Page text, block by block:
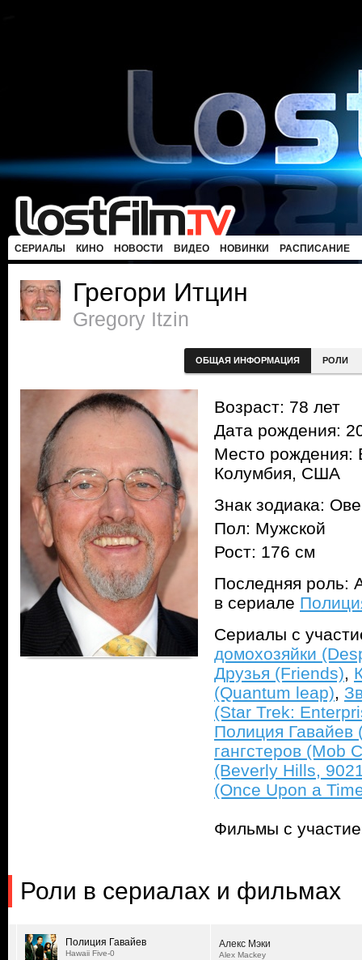
СЕРИАЛЫ КИНО НОВОСТИ ВИДЕО НОВИНКИ РАСПИСАНИЕ
Грегори Итцин
Gregory Itzin
ОБЩАЯ ИНФОРМАЦИЯ РОЛИ
Возраст: 78 лет
Дата рождения:
Место рождения:
Колумбия, США
Знак зодиака:
Пол: Мужской
Рост: 176 см
Последняя роль:
в сериале
Сериалы с
домохозяйки
Друзья (Friends),
(Quantum leap),
(Star Trek:
Полиция Гавайев
гангстеров (Mob
(Beverly Hills,
(Once Upon a
Фильмы с
Роли в сериалах и фильмах
Полиция Гавайев
Hawaii Five-0
Алекс Мэки
Alex Mackey